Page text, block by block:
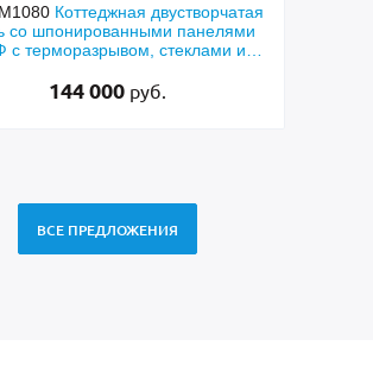
панелями
и
Арт-ММ578
терморазрывом,
коричневыми плитами
ВСЕ ПРЕДЛОЖЕНИЯ